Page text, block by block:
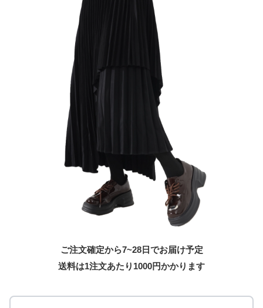
ご注文確定から7~28日でお届け予定
送料は1注文あたり 1000円かかります